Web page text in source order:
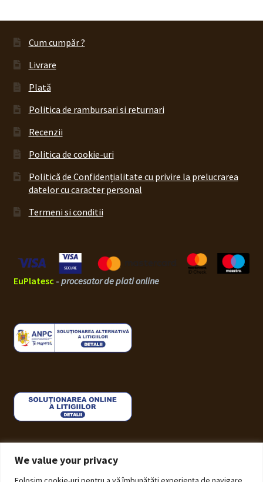
We value your privacy
Cum cumpăr ?
Livrare
Plată
Politica de rambursari si returnari
Recenzii
Politica de cookie-uri
Politică de Confidențialitate cu privire la prelucrarea
datelor cu caracter personal
Termeni si conditii
EuPlatesc - procesator de plati online